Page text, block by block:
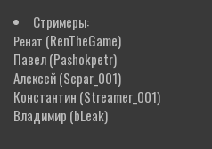
Стримеры:
Ренат (RenTheGame)
Павел(Pashokpetr)
Алексей(Separ_001)
Константин (Streamer_001)
Владимир (bLeak)